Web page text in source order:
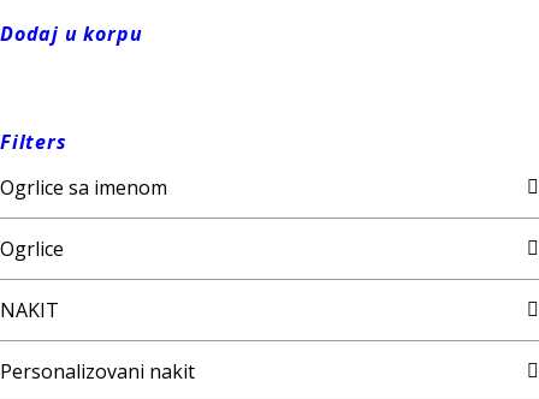
Dodaj u korpu
Filters
Ogrlice sa imenom
Ogrlice
NAKIT
Personalizovani nakit